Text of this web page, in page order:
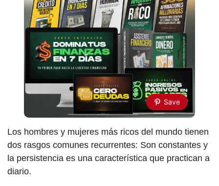
Save
Los hombres y mujeres más ricos del mundo tienen
dos rasgos comunes recurrentes: Son constantes y
la persistencia es una característica que practican a
diario.